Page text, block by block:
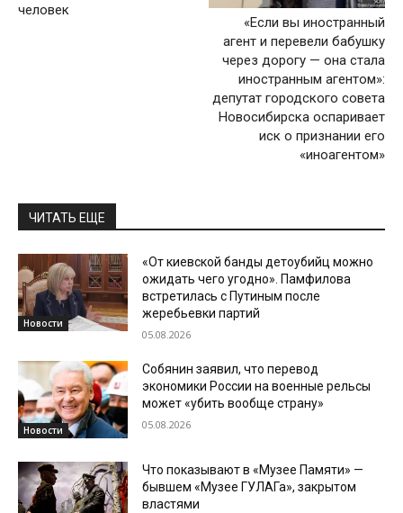
человек
«Если вы иностранный
агент и перевели бабушку
через дорогу — она стала
иностранным агентом»:
депутат городского совета
Новосибирска оспаривает
иск о признании его
«иноагентом»
ЧИТАТЬ ЕЩЕ
Новости
«От киевской банды детоубийц можно
ожидать чего угодно». Памфилова
встретилась с Путиным после
жеребьевки партий
05.08.2026
Новости
Собянин заявил, что перевод
экономики России на военные рельсы
может «убить вообще страну»
05.08.2026
Что показывают в «Музее Памяти» —
бывшем «Музее ГУЛАГа», закрытом
властями